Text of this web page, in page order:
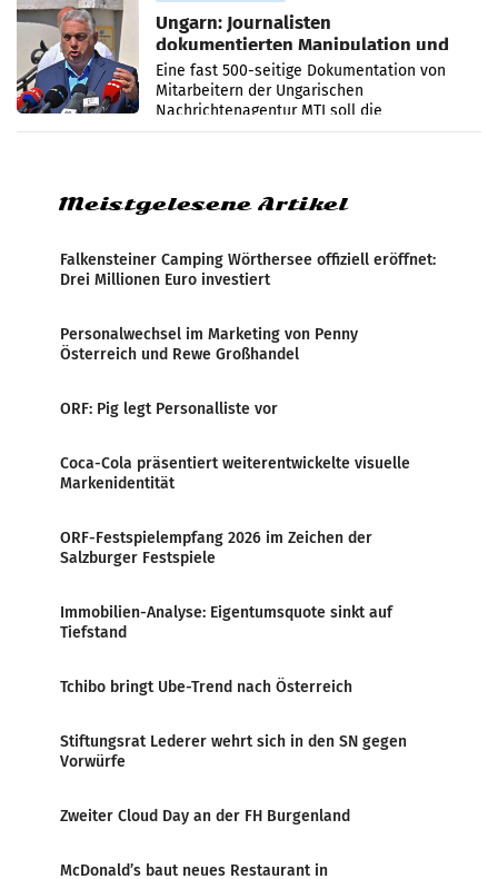
Ungarn: Journalisten
dokumentierten Manipulation und
Zensur
Eine fast 500-seitige Dokumentation von
Mitarbeitern der Ungarischen
Nachrichtenagentur MTI soll die
systematische Nachrichten-Manipulation und
Meistgelesene Artikel
Falkensteiner Camping Wörthersee offiziell eröffnet:
Drei Millionen Euro investiert
Personalwechsel im Marketing von Penny
Österreich und Rewe Großhandel
ORF: Pig legt Personalliste vor
Coca-Cola präsentiert weiterentwickelte visuelle
Markenidentität
ORF-Festspielempfang 2026 im Zeichen der
Salzburger Festspiele
Immobilien-Analyse: Eigentumsquote sinkt auf
Tiefstand
Tchibo bringt Ube-Trend nach Österreich
Stiftungsrat Lederer wehrt sich in den SN gegen
Vorwürfe
Zweiter Cloud Day an der FH Burgenland
McDonald’s baut neues Restaurant in